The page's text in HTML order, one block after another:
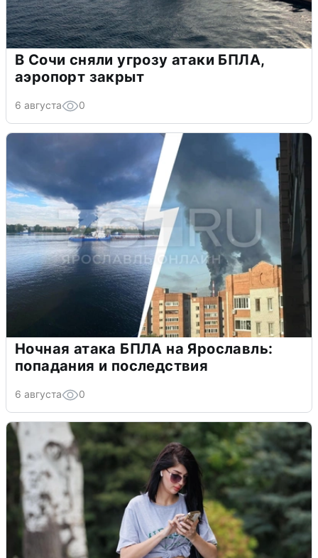
В Сочи сняли угрозу атаки БПЛА,
аэропорт закрыт
6 августа 0
Ночная атака БПЛА на Ярославль:
попадания и последствия
6 августа 0